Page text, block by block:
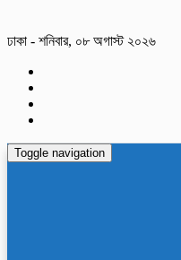
ঢাকা - শনিবার, ০৮ অগাস্ট ২০২৬
Toggle navigation